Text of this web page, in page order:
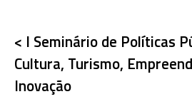
< I Seminário de Políticas
Cultura, Turismo,
Inovação